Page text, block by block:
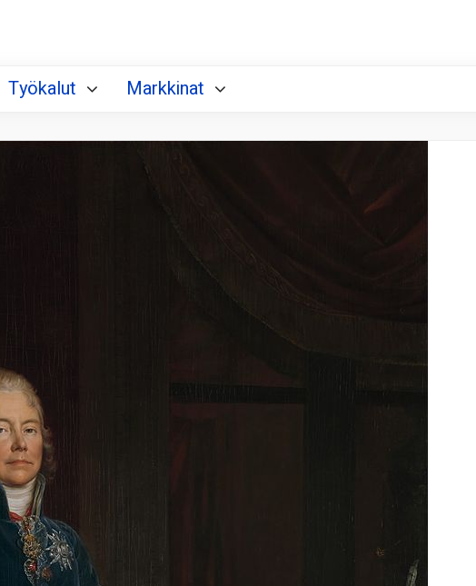
Työkalut Markkinat